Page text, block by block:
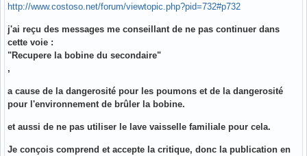
http://www.costoso.net/forum/viewtopic.php?pid=732#p732
j'ai reçu des messages me conseillant de ne pas continuer dans
cette voie :
"Recupere la bobine du secondaire"
,
a cause de la dangerosité pour les poumons et de la dangerosité
pour l'environnement de brûler la bobine.
et aussi de ne pas utiliser le lave vaisselle familiale pour cela.
Je conçois comprend et accepte la critique, donc la publication en